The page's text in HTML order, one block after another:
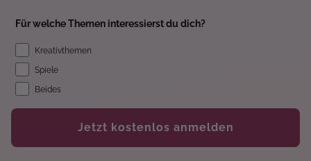
Für welche Themen interessierst du dich?
Kreativthemen
Spiele
Beides
Jetzt kostenlos anmelden